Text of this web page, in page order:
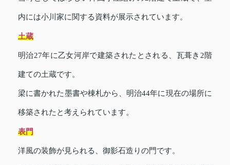
内には小川家に関する資料が展示されています。
土蔵
明治27年に乙女河岸で建築されたとされる、瓦葺き2階
建ての土蔵です。
梁に書かれた墨書や棟札から、明治44年に現在の場所に
移築されたと考えられています。
表門
洋風の装飾が見られる、御影石造りの門です。